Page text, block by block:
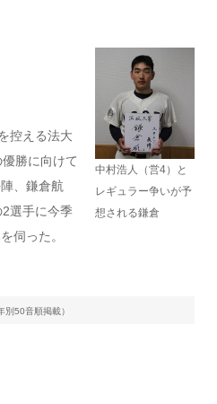
控える法大
勝に向けて
、鎌倉航
2選手に今季
伺った。
中村浩人（営4）と
レギュラー争いが予
想される鎌倉
別50音順掲載）